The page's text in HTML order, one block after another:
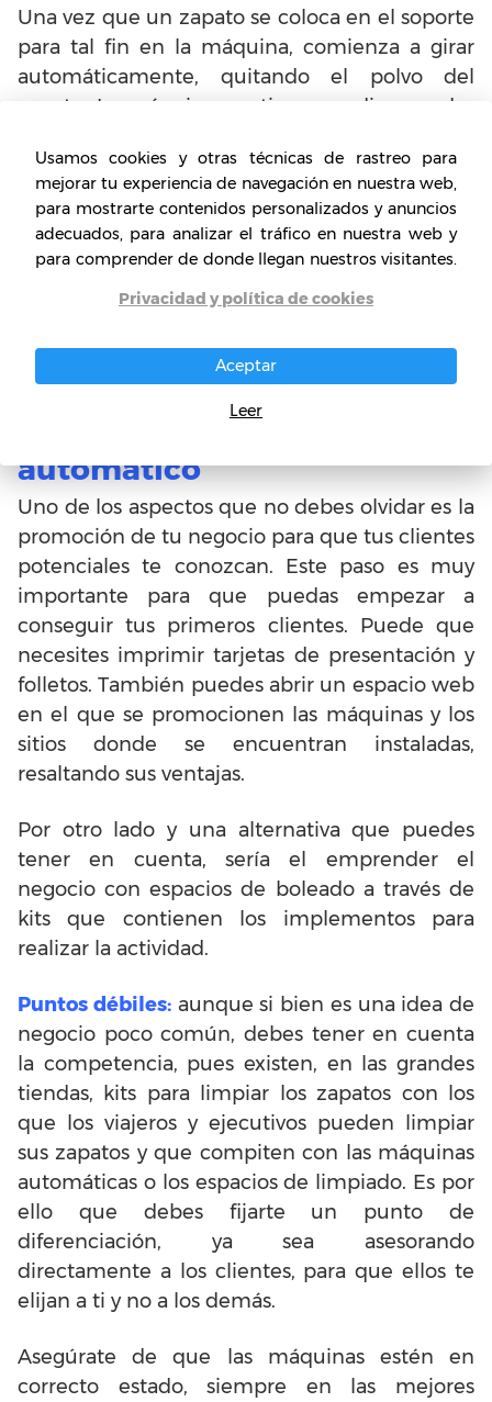
Una vez que un zapato se coloca en el soporte
para tal fin en la máquina, comienza a girar
automáticamente, quitando el polvo del
zapato. La máquina contiene un dispensador
colocar la crema pulidora. Se necesita primero
presionar el zapato contra la boquilla para
obtener la crema y mantener el zapato bajo el
pincel negro o marrón para conseguir zapatos
Consejos para ganar dinero
como lustrador de calzado
automático
Uno de los aspectos que no debes olvidar es la
promoción de tu negocio para que tus clientes
potenciales te conozcan. Este paso es muy
importante para que puedas empezar a
conseguir tus primeros clientes. Puede que
necesites imprimir tarjetas de presentación y
folletos. También puedes abrir un espacio web
en el que se promocionen las máquinas y los
sitios donde se encuentran instaladas,
resaltando sus ventajas.
Por otro lado y una alternativa que puedes
tener en cuenta, sería el emprender el
negocio con espacios de boleado a través de
kits que contienen los implementos para
realizar la actividad.
Puntos débiles:aunque si bien es una idea de
negocio poco común, debes tener en cuenta
la competencia, pues existen, en las grandes
tiendas, kits para limpiar los zapatos con los
que los viajeros y ejecutivos pueden limpiar
sus zapatos y que compiten con las máquinas
automáticas o los espacios de limpiado. Es por
ello que debes fijarte un punto de
diferenciación, ya sea asesorando
directamente a los clientes, para que ellos te
elijan a ti y no a los demás.
Asegúrate de que las máquinas estén en
correcto estado, siempre en las mejores
Usamos cookies y otras técnicas de rastreo para
mejorar tu experiencia de navegación en nuestra web,
para mostrarte contenidos personalizados y anuncios
adecuados, para analizar el tráfico en nuestra web y
para comprender de donde llegan nuestros visitantes.
Privacidad y política de cookies
Aceptar
Leer